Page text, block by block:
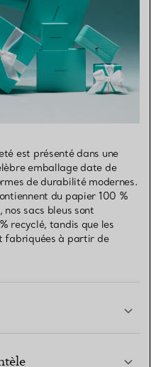
est présenté dans une
emballage date de
de durabilité modernes.
du papier 100 %
sacs bleus sont
recyclé, tandis que les
fabriquées à partir de